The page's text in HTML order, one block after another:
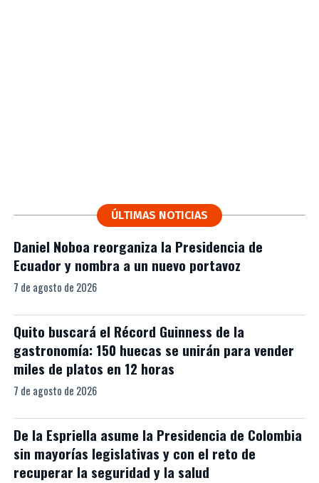
ÚLTIMAS NOTICIAS
Daniel Noboa reorganiza la Presidencia de
Ecuador y nombra a un nuevo portavoz
7 de agosto de 2026
Quito buscará el Récord Guinness de la
gastronomía: 150 huecas se unirán para vender
miles de platos en 12 horas
7 de agosto de 2026
De la Espriella asume la Presidencia de Colombia
sin mayorías legislativas y con el reto de
recuperar la seguridad y la salud